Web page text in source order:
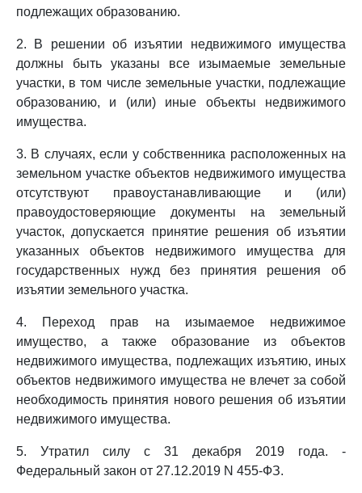
подлежащих образованию.
2. В решении об изъятии недвижимого имущества
должны быть указаны все изымаемые земельные
участки, в том числе земельные участки, подлежащие
образованию, и (или) иные объекты недвижимого
имущества.
3. В случаях, если у собственника расположенных на
земельном участке объектов недвижимого имущества
отсутствуют правоустанавливающие и (или)
правоудостоверяющие документы на земельный
участок, допускается принятие решения об изъятии
указанных объектов недвижимого имущества для
государственных нужд без принятия решения об
изъятии земельного участка.
4. Переход прав на изымаемое недвижимое
имущество, а также образование из объектов
недвижимого имущества, подлежащих изъятию, иных
объектов недвижимого имущества не влечет за собой
необходимость принятия нового решения об изъятии
недвижимого имущества.
5. Утратил силу с 31 декабря 2019 года. -
Федеральный закон от 27.12.2019 N 455-ФЗ.